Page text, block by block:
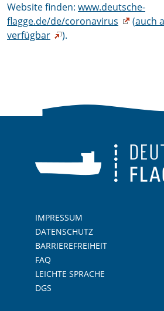
Website finden: www.deutsche-
flagge.de/de/coronavirus
(auch
verfügbar
).
IMPRESSUM
DATENSCHUTZ
BARRIEREFREIHEIT
FAQ
LEICHTE SPRACHE
DGS